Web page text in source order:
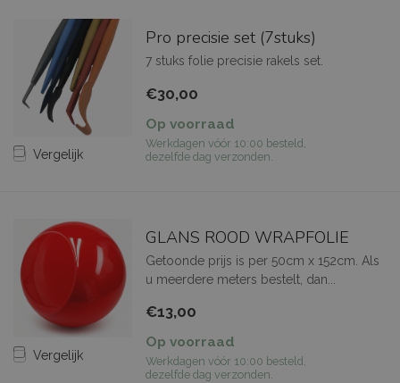
Vergelijk
Pro precisie set (7stuks)
7 stuks folie precisie rakels set.
€30,00
Op voorraad
Werkdagen vóór 10:00 besteld,
dezelfde dag verzonden.
Vergelijk
GLANS ROOD WRAPFOLIE
Getoonde prijs is per 50cm x 152cm. Als
u meerdere meters bestelt, dan...
€13,00
Op voorraad
Werkdagen vóór 10:00 besteld,
dezelfde dag verzonden.